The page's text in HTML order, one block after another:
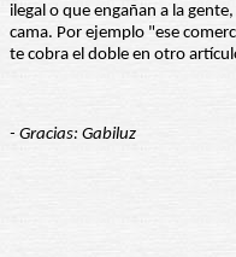
ilegal o que engañan a la
cama. Por ejemplo "ese
te cobra el doble en otro
- Gracias: Gabiluz